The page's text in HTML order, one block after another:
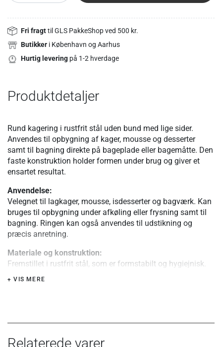
Fri fragttil GLS PakkeShop ved 500 kr.
Butikker i København og Aarhus
Hurtig levering på 1-2 hverdage
Produktdetaljer
Rund kagering i rustfrit stål uden bund med lige sider.
Anvendes til opbygning af kager, mousse og desserter
samt til bagning direkte på bageplade eller bagemåtte. Den
faste konstruktion holder formen under brug og giver et
ensartet resultat.
Anvendelse:
Velegnet til lagkager, mousse, isdesserter og bagværk. Kan
bruges til opbygning under afkøling eller frysning samt til
bagning. Ringen kan også anvendes til udstikning og
præcis anretning.
Materiale og konstruktion:
Fremstillet i rustfrit stål, som er formstabilt og hygiejnisk.
Ringen er svejset med flad samling og har indgraveret
Kan anvendes i ovn ved temperaturer op til 220 °C. Ikke
egnet til brug på komfur eller direkte varme.
+ VIS MERE
Relaterede varer